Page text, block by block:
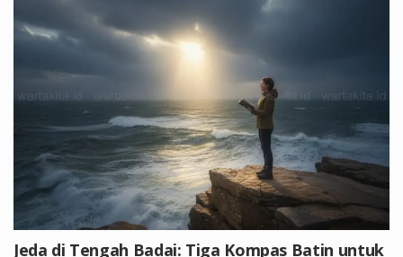
Jeda di Tengah Badai: Tiga Kompas Batin untuk